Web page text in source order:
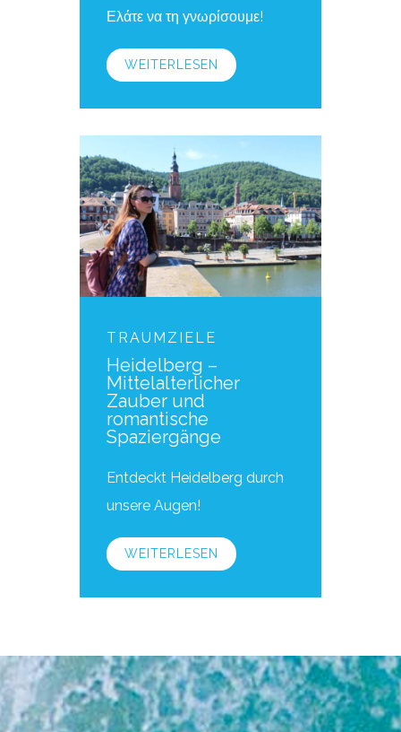
Ελάτε να τη γνωρίσουμε!
WEITERLESEN
TRAUMZIELE
Heidelberg –
Mittelalterlicher
Zauber und
romantische
Spaziergänge
Entdeckt Heidelberg durch
unsere Augen!
WEITERLESEN